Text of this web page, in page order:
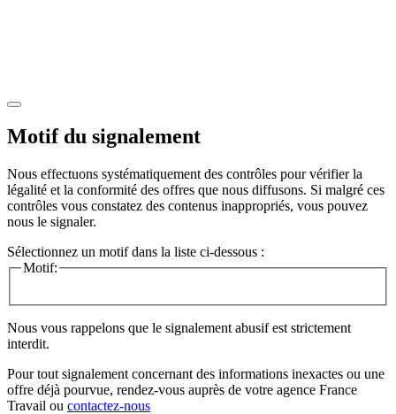
Motif du signalement
Nous effectuons systématiquement des contrôles pour vérifier la
légalité et la conformité des offres que nous diffusons. Si malgré ces
contrôles vous constatez des contenus inappropriés, vous pouvez
nous le signaler.
Sélectionnez un motif dans la liste ci-dessous :
Motif:
Nous vous rappelons que le signalement abusif est strictement
interdit.
Pour tout signalement concernant des informations inexactes ou une
offre déjà pourvue, rendez-vous auprès de votre agence France
Travail ou contactez-nous